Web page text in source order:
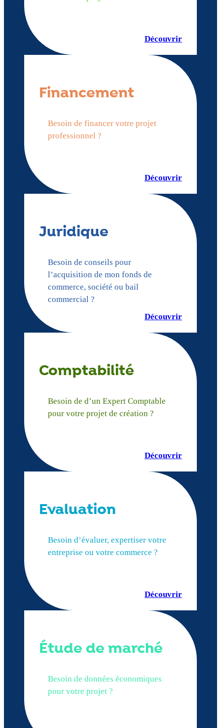
Découvrir
Financement
Besoin de financer votre projet
professionnel ?
Découvrir
Juridique
Besoin de conseils pour
l’acquisition de mon fonds de
commerce, société ou bail
commercial ?
Découvrir
Comptabilité
Besoin de d’un Expert Comptable
pour votre projet de création ?
Découvrir
Evaluation
Besoin d’évaluer, expertiser votre
entreprise ou votre commerce ?
Découvrir
Étude de marché
Besoin de données économiques
pour votre projet ?